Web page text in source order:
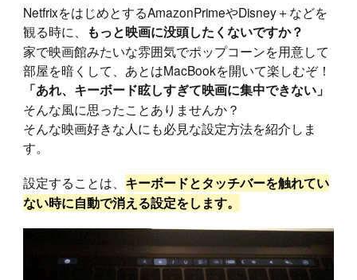
NetfrixをはじめとするAmazonPrimeやDisney＋などを
観る時に、
もっと映画に没頭したくないですか？
家で映画館みたいな雰囲気でポップコーンを用意して
部屋を暗くして、あとはMacBookを開いて楽しむぞ！
「あれ、キーボード眩しすぎて映画に集中できない」
そんな風に思ったことありませんか？
そんな映画好きな人にも必見な設定方法を紹介しま
す。
設定することは、 キーボードとタッチバーを触れてい
ない時に自動で消える設定をします。